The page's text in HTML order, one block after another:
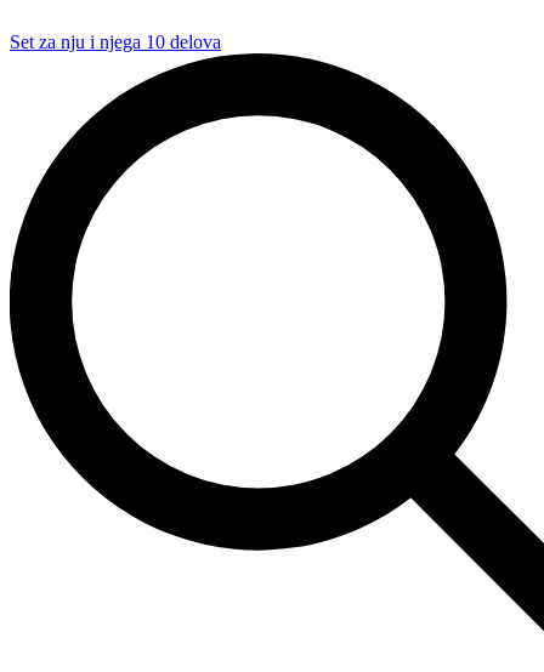
Set za nju i njega 10 delova